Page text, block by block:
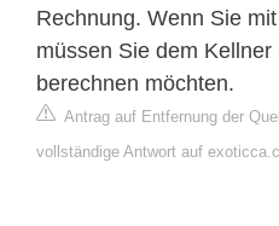
Rechnung. Wenn Sie
müssen Sie dem
berechnen möchten.
Antrag auf Entfernung der
vollständige Antwort auf